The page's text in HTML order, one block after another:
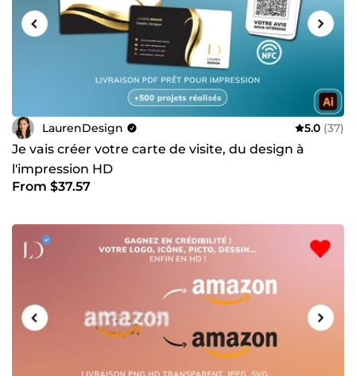
LaurenDesign 5.0 (37)
Je vais créer votre carte de visite, du design à
l'impression HD
From $37.57